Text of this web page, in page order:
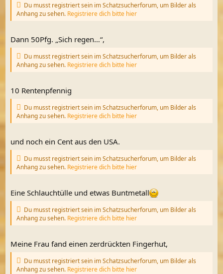
Du musst registriert sein im Schatzsucherforum, um Bilder als
Anhang zu sehen. Registriere dich bitte hier
Dann 50Pfg. „Sich regen…“,
Du musst registriert sein im Schatzsucherforum, um Bilder als
Anhang zu sehen. Registriere dich bitte hier
10 Rentenpfennig
Du musst registriert sein im Schatzsucherforum, um Bilder als
Anhang zu sehen. Registriere dich bitte hier
und noch ein Cent aus den USA.
Du musst registriert sein im Schatzsucherforum, um Bilder als
Anhang zu sehen. Registriere dich bitte hier
Eine Schlauchtülle und etwas Buntmetall
Du musst registriert sein im Schatzsucherforum, um Bilder als
Anhang zu sehen. Registriere dich bitte hier
Meine Frau fand einen zerdrückten Fingerhut,
Du musst registriert sein im Schatzsucherforum, um Bilder als
Anhang zu sehen. Registriere dich bitte hier